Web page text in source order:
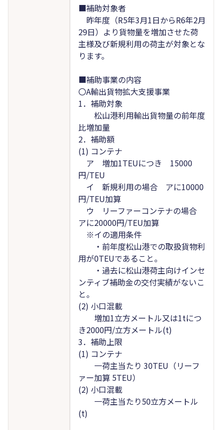
■補助対象者
昨年度（R5年3月1日からR6年2月
29日）より貨物量を増加させた荷
主様及び新規利用の荷主が対象とな
ります。
■補助事業の内容
〇A輸出貨物拡大支援事業
1．補助対象
松山港利用輸出貨物量の前年度
比増加量
2．補助額
(1) コンテナ
ア 増加1TEUにつき 15000
円/TEU
イ 新規利用の場合 アに10000
円/TEU加算
ウ リーファーコンテナの場合
アに20000円/TEU加算
※イの適用条件
・前年度松山港での取扱貨物利
用が0TEUであること。
・過去に松山港荷主向けインセ
ンティブ補助金の交付実績がないこ
と。
(2) 小口混載
増加1立方メートル又は1tにつ
き2000円/立方メートル(t)
3．補助上限
(1) コンテナ
一荷主当たり 30TEU（リーフ
ァー加算 5TEU）
(2) 小口混載
一荷主当たり50立方メートル
(t)